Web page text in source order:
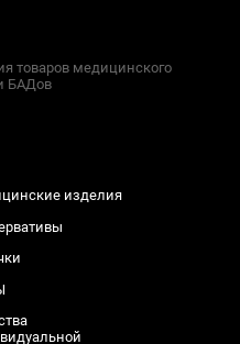
товаров медицинского
БАДов
изделия